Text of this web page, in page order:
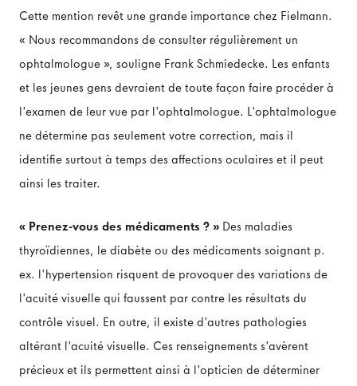
Cette mention revêt une grande importance chez Fielmann.
« Nous recommandons de consulter régulièrement un
ophtalmologue », souligne Frank Schmiedecke. Les enfants
et les jeunes gens devraient de toute façon faire procéder à
l'examen de leur vue par l'ophtalmologue. L'ophtalmologue
ne détermine pas seulement votre correction, mais il
identifie surtout à temps des affections oculaires et il peut
ainsi les traiter.
« Prenez-vous des médicaments ? » Des maladies
thyroïdiennes, le diabète ou des médicaments soignant p.
ex. l'hypertension risquent de provoquer des variations de
l'acuité visuelle qui faussent par contre les résultats du
contrôle visuel. En outre, il existe d'autres pathologies
altérant l'acuité visuelle. Ces renseignements s'avèrent
précieux et ils permettent ainsi à l'opticien de déterminer